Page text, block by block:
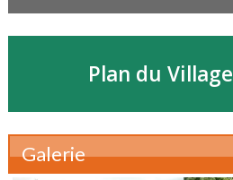
Plan du Village
Galerie